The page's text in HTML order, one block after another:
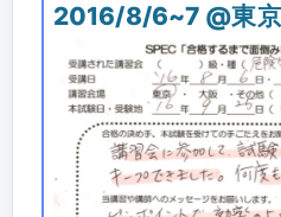
2016/8/6~7 @東